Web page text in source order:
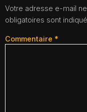
Votre adresse e-mail
obligatoires sont
Commentaire *